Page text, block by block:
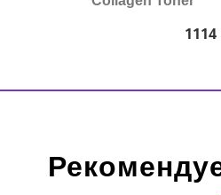
1114